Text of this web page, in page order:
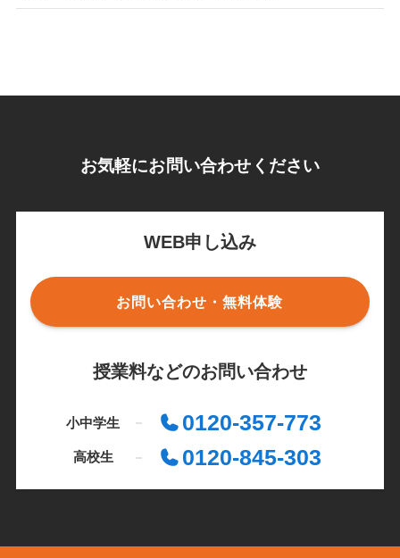
お気軽にお問い合わせください
WEB申し込み
お問い合わせ・無料体験
授業料などのお問い合わせ
小中学生 0120-357-773
高校生 0120-845-303